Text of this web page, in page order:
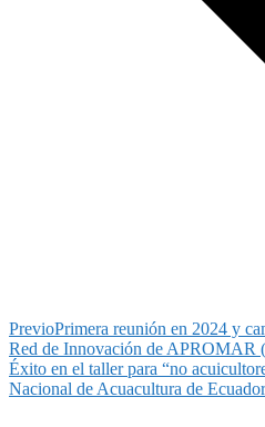
PrevioPrimera reunión en 2024 y
Red de Innovación de APROMAR
Éxito en el taller para “no
Nacional de Acuacultura de Ecuador